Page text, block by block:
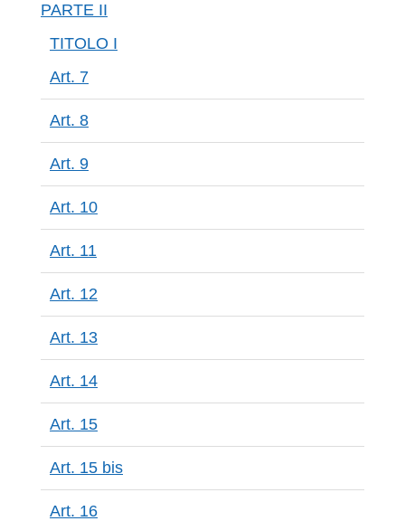
PARTE II
TITOLO I
Art. 7
Art. 8
Art. 9
Art. 10
Art. 11
Art. 12
Art. 13
Art. 14
Art. 15
Art. 15 bis
Art. 16